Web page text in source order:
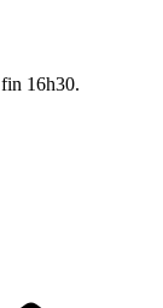
16h30.